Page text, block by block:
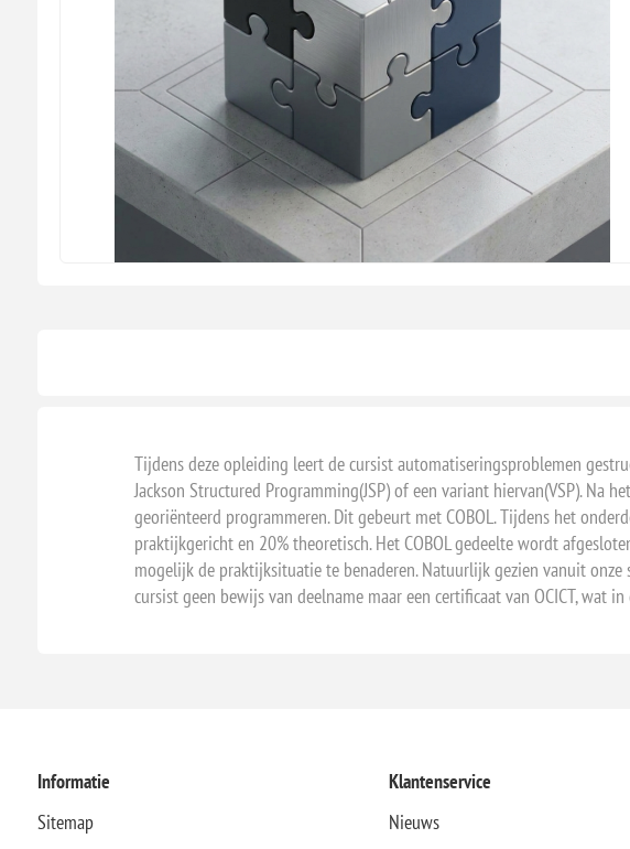
Tijdens deze opleiding leert de cursist automatiseringsproblemen
Jackson Structured Programming(JSP) of een variant hiervan(VSP). Na
georiënteerd programmeren. Dit gebeurt met COBOL. Tijdens het
praktijkgericht en 20% theoretisch. Het COBOL gedeelte wordt
mogelijk de praktijksituatie te benaderen. Natuurlijk gezien vanuit
cursist geen bewijs van deelname maar een certificaat van OCICT, wat
Informatie
Sitemap
Klantenservice
Nieuws